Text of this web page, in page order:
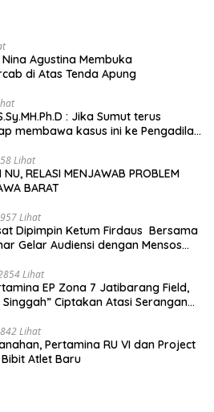
Agustina Membuka
di Atas Tenda Apung
: Jika Sumut terus
membawa kasus ini ke Pengadilan
Lihat
NU, RELASI MENJAWAB PROBLEM
BARAT
Lihat
Dipimpin Ketum Firdaus Bersama
Gelar Audiensi dengan Mensos
Lihat
EP Zona 7 Jatibarang Field,
Ciptakan Atasi Serangan
Lihat
Pertamina RU VI dan Project
Atlet Baru